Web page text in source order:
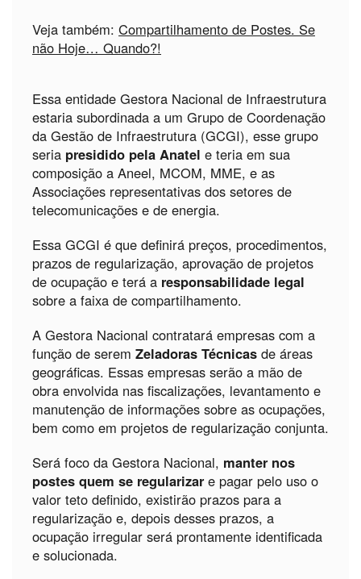
Veja também: Compartilhamento de Postes. Se
não Hoje… Quando?!
Essa entidade Gestora Nacional de Infraestrutura
estaria subordinada a um Grupo de Coordenação
da Gestão de Infraestrutura (GCGI), esse grupo
seria presidido pela Anatel e teria em sua
composição a Aneel, MCOM, MME, e as
Associações representativas dos setores de
telecomunicações e de energia.
Essa GCGI é que definirá preços, procedimentos,
prazos de regularização, aprovação de projetos
de ocupação e terá a responsabilidade legal
sobre a faixa de compartilhamento.
A Gestora Nacional contratará empresas com a
função de serem Zeladoras Técnicas de áreas
geográficas. Essas empresas serão a mão de
obra envolvida nas fiscalizações, levantamento e
manutenção de informações sobre as ocupações,
bem como em projetos de regularização conjunta.
Será foco da Gestora Nacional, manter nos
postes quem se regularizar e pagar pelo uso o
valor teto definido, existirão prazos para a
regularização e, depois desses prazos, a
ocupação irregular será prontamente identificada
e solucionada.